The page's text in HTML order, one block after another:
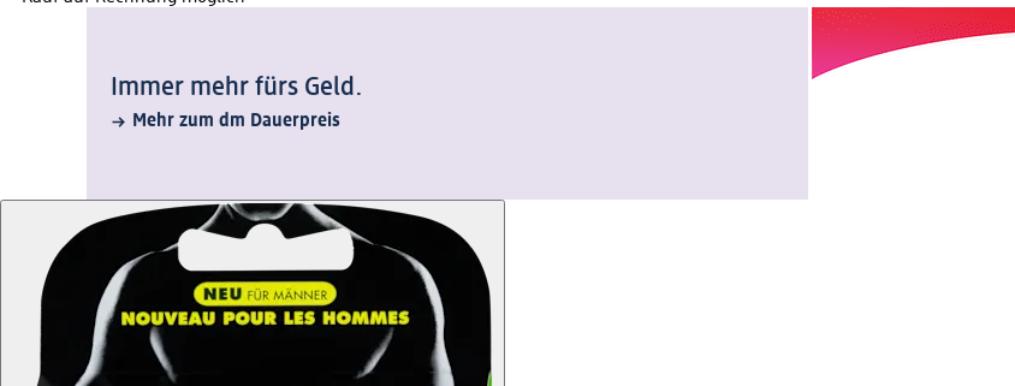
Immer mehr fürs Geld.
Mehr zum dm Dauerpreis